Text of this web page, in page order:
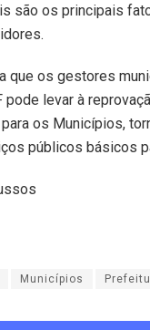
são os principais
que os gestores
pode levar à
os Municípios,
públicos básicos
Municípios